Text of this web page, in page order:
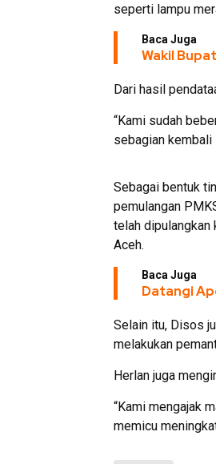
seperti lampu
Baca Juga
Wakil
Dari hasil
“Kami sudah
sebagian kembali
Sebagai bentuk
pemulangan
telah dipulangkan
Aceh.
Baca Juga
Datangi
Selain itu, Disos
melakukan
Herlan juga
“Kami mengajak
memicu